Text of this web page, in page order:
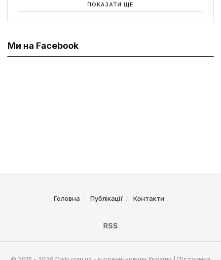
ПОКАЗАТИ ЩЕ
Ми на Facebook
Головна Публікації Контакти
RSS